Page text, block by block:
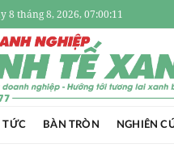
8 tháng 8, 2026, 07:00:12
TỨC BÀN TRÒN NGHIÊN